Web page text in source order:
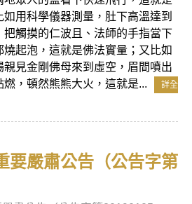
用科學儀器測量，肚下高溫達到
觸摸的仁波且、法師的手指當下
起泡，這就是佛法實量；又比如
見金剛佛母來到虛空，眉間噴出
，頓然熊熊大火，這就是...
詳全
要嚴肅公告（公告字第